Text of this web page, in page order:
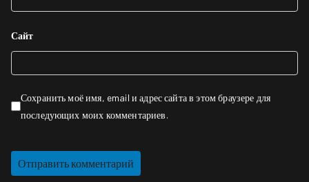
Сайт
Сохранить моё имя, email и адрес сайта в этом браузере для
последующих моих комментариев.